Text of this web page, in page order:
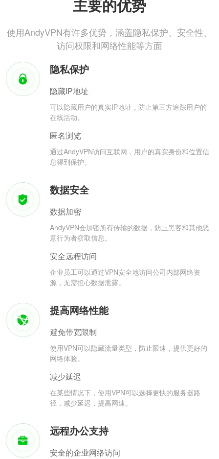
主要的优势
使用AndyVPN有许多优势，涵盖隐私保护、安全性、
访问权限和网络性能等方面
隐私保护
隐藏IP地址
可以隐藏用户的真实IP地址，防止第三方追踪用户的
在线活动。
匿名浏览
通过AndyVPN访问互联网，用户的真实身份和位置信
息得到保护。
数据安全
数据加密
AndyVPN会加密所有传输的数据，防止黑客和其他恶
意行为者窃取信息。
安全远程访问
企业员工可以通过VPN安全地访问公司内部网络资
源，无需担心数据泄露。
提高网络性能
避免带宽限制
使用VPN可以隐藏流量类型，防止限速，提供更好的
网络体验。
减少延迟
在某些情况下，使用VPN可以选择更快的服务器路
径，减少延迟，提高网速。
远程办公支持
安全的企业网络访问